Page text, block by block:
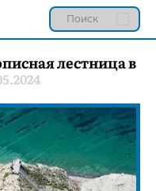
лестница в